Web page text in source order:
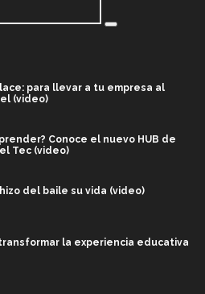
para llevar a tu empresa al
(video)
Conoce el nuevo HUB de
Tec (video)
del baile su vida (video)
la experiencia educativa